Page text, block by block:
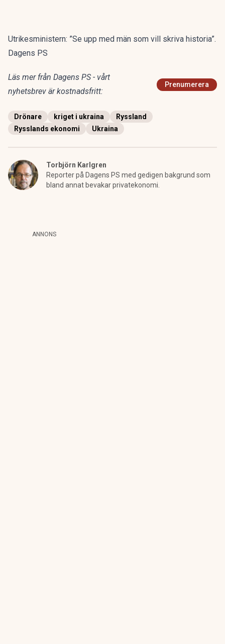
Utrikesministern: ”Se upp med män som vill skriva historia”.
Dagens PS
Läs mer från Dagens PS - vårt
nyhetsbrev är kostnadsfritt:
Prenumerera
Drönare kriget i ukraina
Ryssland
Rysslands ekonomi
Ukraina
Torbjörn Karlgren
Reporter på Dagens PS med gedigen bakgrund som
bland annat bevakar privatekonomi.
ANNONS